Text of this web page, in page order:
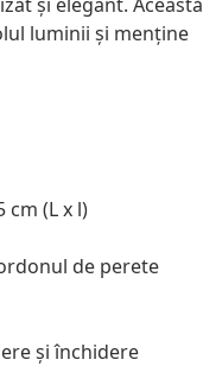
luminii și menține
cm (L x l)
de perete
și închidere